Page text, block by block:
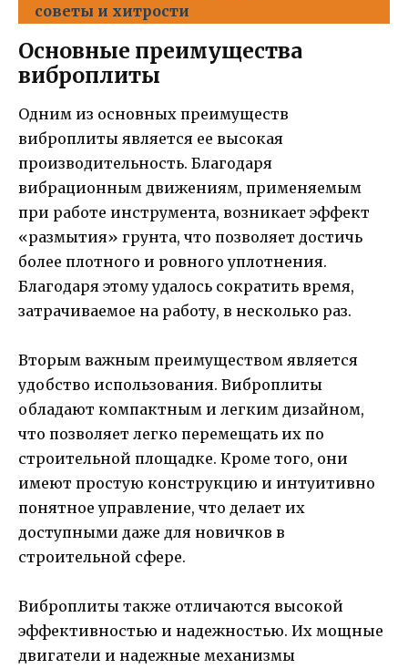
советы и хитрости
Основные преимущества
виброплиты
Одним из основных преимуществ
виброплиты является ее высокая
производительность. Благодаря
вибрационным движениям, применяемым
при работе инструмента, возникает эффект
«размытия» грунта, что позволяет достичь
более плотного и ровного уплотнения.
Благодаря этому удалось сократить время,
затрачиваемое на работу, в несколько раз.
Вторым важным преимуществом является
удобство использования. Виброплиты
обладают компактным и легким дизайном,
что позволяет легко перемещать их по
строительной площадке. Кроме того, они
имеют простую конструкцию и интуитивно
понятное управление, что делает их
доступными даже для новичков в
строительной сфере.
Виброплиты также отличаются высокой
эффективностью и надежностью. Их мощные
двигатели и надежные механизмы